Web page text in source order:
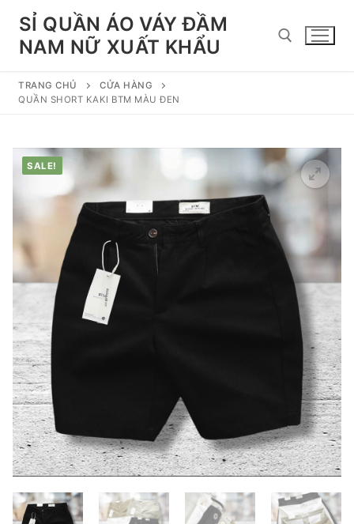
Chuyển
đếnSỈ QUẦN ÁO VÁY ĐẦM
NAM NỮ XUẤT KHẨU
Tìm kiếm cho:
TRANG CHỦ
CỬA HÀNG
QUẦN SHORT KAKI BTM MÀU ĐEN
SALE!